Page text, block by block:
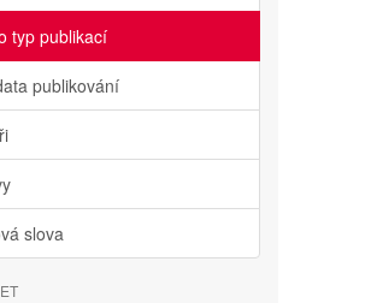
typ publikací
publikování
slova